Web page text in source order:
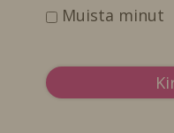
Muista minut